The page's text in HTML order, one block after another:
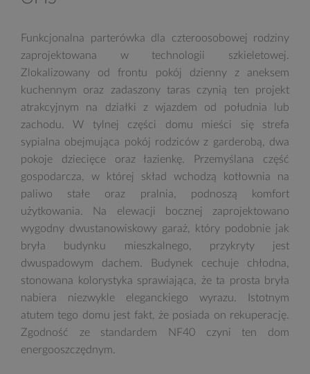
Funkcjonalna parterówka dla czteroosobowej rodziny
zaprojektowana w technologii szkieletowej.
Zlokalizowany od frontu pokój dzienny z aneksem
kuchennym oraz zadaszony taras czynią ten projekt
atrakcyjnym na działki z wjazdem od południa lub
zachodu. W tylnej części domu mieści się strefa
sypialna obejmująca pokój rodziców z garderobą, dwa
pokoje dziecięce oraz łazienkę. Przemyślana część
gospodarcza, w której skład wchodzą kotłownia na
paliwo stałe oraz pralnia, podnoszą komfort
użytkowania. Na elewacji bocznej zaprojektowano
wygodny dwustanowiskowy garaż, który podobnie jak
bryła budynku mieszkalnego, przykryty jest
dwuspadowym dachem. Budynek cechuje chłodna,
stonowana kolorystyka sprawiająca, że ta prosta bryła
nabiera niezwykle eleganckiego wyrazu. Istotnym
atutem tego domu jest fakt, że posiada on rekuperację.
Zgodność ze standardem NF40 czyni ten dom
energooszczędnym.